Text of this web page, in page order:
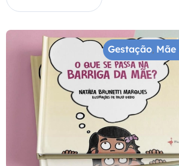
Gestação Mãe